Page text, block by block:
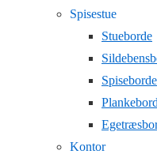
Spisestue
Stueborde
Spiseborde
Kontor